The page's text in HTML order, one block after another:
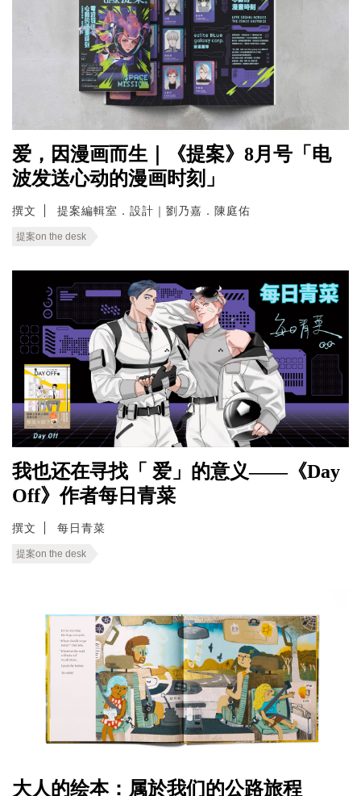
爱，因漫画而生｜《提案》8月号「电
波发送心动的漫画时刻」
撰文 提案編輯室．設計｜劉乃嘉．陳庭佑
提案on the desk
我也还在寻找「 爱」的意义——《Day
Off》作者每日青菜
撰文 每日青菜
提案on the desk
大人的绘本：属於我们的公路旅程